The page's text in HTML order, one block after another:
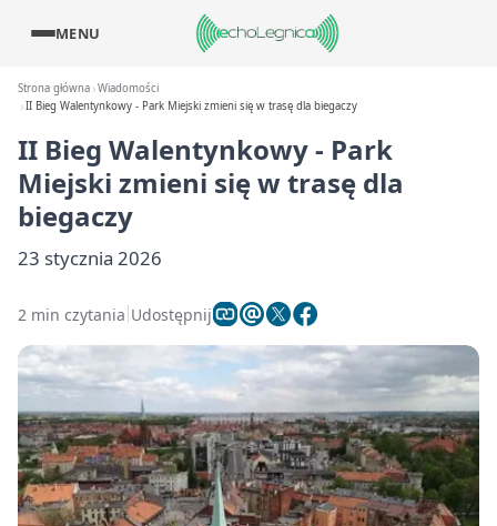
MENU
Strona główna Wiadomości
II Bieg Walentynkowy - Park Miejski zmieni się w trasę dla biegaczy
II Bieg Walentynkowy - Park
Miejski zmieni się w trasę dla
biegaczy
23 stycznia 2026
2 min czytania Udostępnij